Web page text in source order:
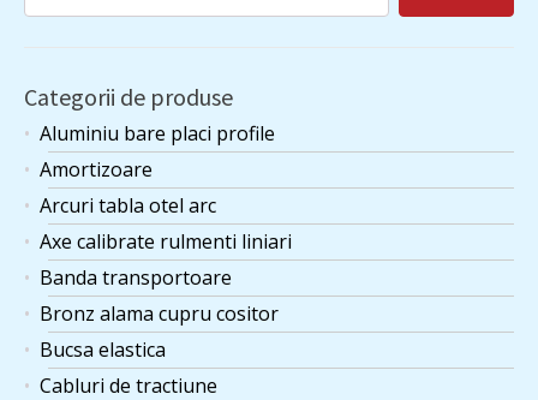
Categorii de produse
Aluminiu bare placi profile
Amortizoare
Arcuri tabla otel arc
Axe calibrate rulmenti liniari
Banda transportoare
Bronz alama cupru cositor
Bucsa elastica
Cabluri de tractiune